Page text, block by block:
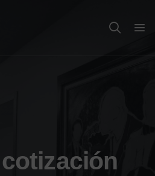
cotización